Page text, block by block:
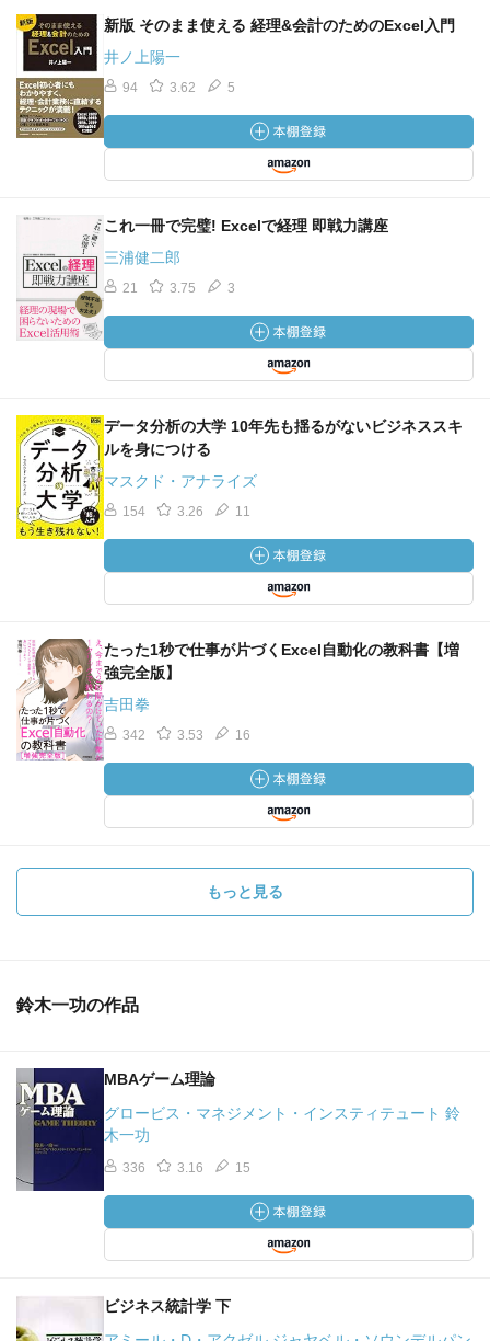
新版 そのまま使える 経理&会計のためのExcel入門
井ノ上陽一
94 3.62 5
これ一冊で完璧! Excelで経理 即戦力講座
三浦健二郎
21 3.75 3
データ分析の大学 10年先も揺るがないビジネススキ
ルを身につける
マスクド・アナライズ
154 3.26 11
たった1秒で仕事が片づくExcel自動化の教科書【増
強完全版】
吉田拳
342 3.53 16
もっと見る
鈴木一功の作品
MBAゲーム理論
グロービス・マネジメント・インスティテュート 鈴
木一功
336 3.16 15
ビジネス統計学 下